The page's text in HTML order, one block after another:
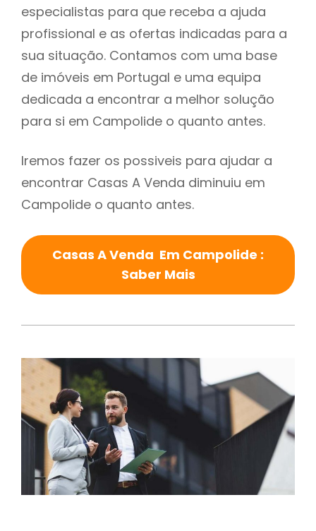
especialistas para que receba a ajuda
profissional e as ofertas indicadas para a
sua situação. Contamos com uma base
de imóveis em Portugal e uma equipa
dedicada a encontrar a melhor solução
para si em Campolide o quanto antes.
Iremos fazer os possiveis para ajudar a
encontrar Casas A Venda diminuiu em
Campolide o quanto antes.
Casas A Venda Em Campolide :
Saber Mais